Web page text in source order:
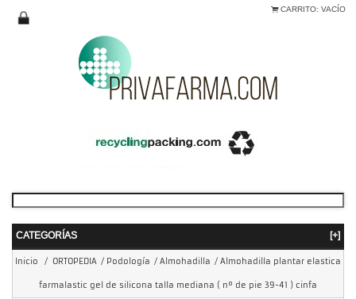
CARRITO: VACÍO
CATEGORÍAS [+]
Inicio / ORTOPEDIA / Podología / Almohadilla / Almohadilla plantar elastica
farmalastic gel de silicona talla mediana ( nº de pie 39-41 ) cinfa